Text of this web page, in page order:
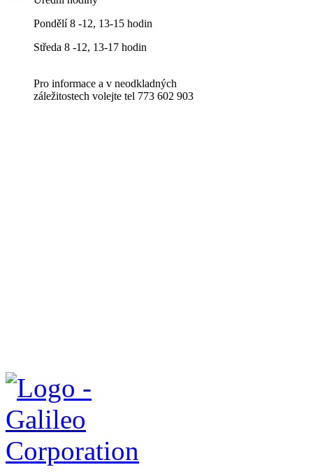
Pondělí 8 -12, 13-15 hodin
Středa 8 -12, 13-17 hodin
Pro informace a v neodkladných
záležitostech volejte tel 773 602 903